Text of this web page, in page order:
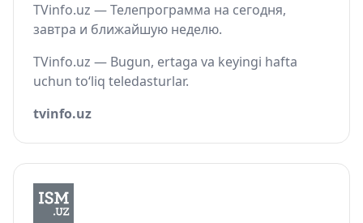
TVinfo.uz — Телепрограмма на сегодня,
завтра и ближайшую неделю.
TVinfo.uz — Bugun, ertaga va keyingi hafta
uchun to‘liq teledasturlar.
tvinfo.uz